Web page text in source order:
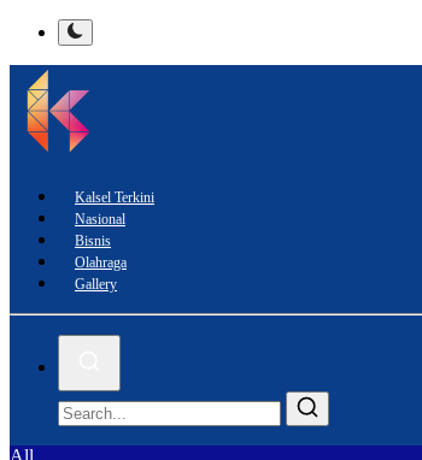
Kalsel Terkini
Nasional
Bisnis
Olahraga
Gallery
All